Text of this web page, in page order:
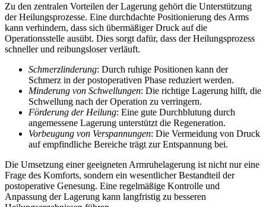
Zu den zentralen Vorteilen der Lagerung gehört die Unterstützung
der Heilungsprozesse. Eine durchdachte Positionierung des Arms
kann verhindern, dass sich übermäßiger Druck auf die
Operationsstelle ausübt. Dies sorgt dafür, dass der Heilungsprozess
schneller und reibungsloser verläuft.
Schmerzlinderung: Durch ruhige Positionen kann der
Schmerz in der postoperativen Phase reduziert werden.
Minderung von Schwellungen: Die richtige Lagerung hilft, die
Schwellung nach der Operation zu verringern.
Förderung der Heilung: Eine gute Durchblutung durch
angemessene Lagerung unterstützt die Regeneration.
Vorbeugung von Verspannungen: Die Vermeidung von Druck
auf empfindliche Bereiche trägt zur Entspannung bei.
Die Umsetzung einer geeigneten Armruhelagerung ist nicht nur eine
Frage des Komforts, sondern ein wesentlicher Bestandteil der
postoperative Genesung. Eine regelmäßige Kontrolle und
Anpassung der Lagerung kann langfristig zu besseren